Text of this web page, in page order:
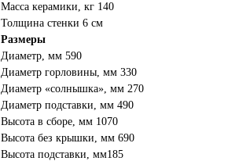
Масса керамики, кг 140
Толщина стенки 6 см
Размеры
Диаметр, мм 590
Диаметр горловины, мм 330
Диаметр «солнышка», мм 270
Диаметр подставки, мм 490
Высота в сборе, мм 1070
Высота без крышки, мм 690
Высота подставки, мм185